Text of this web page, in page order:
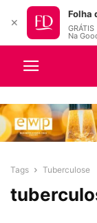
Tags Tuberculose
✕
Folha
GRÁTIS
Na